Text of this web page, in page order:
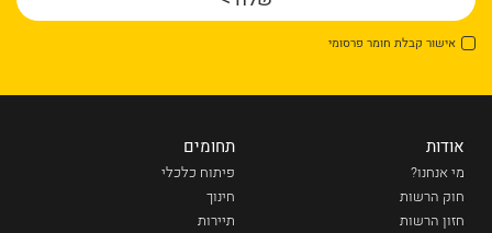
אישור קבלת חומר פרסומי
אודות
מי אנחנו?
חוק הרשות
חזון הרשות
תחומים
פיתוח כלכלי
חינוך
תיירות